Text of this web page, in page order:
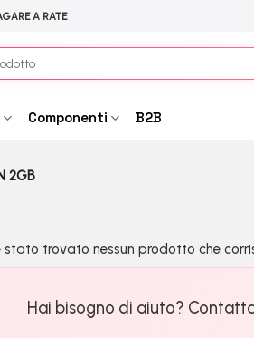
A RATE
Componenti B2B
2GB
stato trovato nessun prodotto che
Hai bisogno di aiuto?